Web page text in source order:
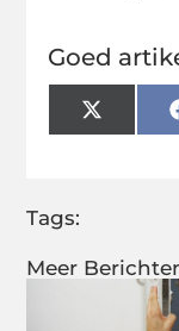
Meer
Goed
X
Tags: